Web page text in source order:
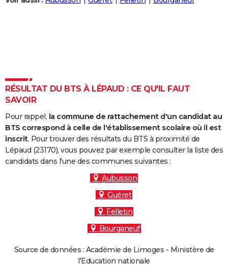
Carte de Noël
Carte Bonne année
Carte Saint-Valentin
Carte Pâques
Carte d'anniversaire
Dictionnaire
Biographies
Citations
Expressions
Proverbes
PROGRAMME TV
COPAINS D'AVANT
S'inscrire
Se connecter
Lycées
Collèges
Primaires
Universités
Entreprises
Service militaire
Avis de recherche
AVIS DE DÉCÈS
RÉSULTAT DU BTS À LÉPAUD : CE QU'IL FAUT
SAVOIR
Pour rappel, la commune de rattachement d'un candidat au
BTS correspond à celle de l'établissement scolaire où il est
inscrit. Pour trouver des résultats du BTS à proximité de
Lépaud (23170), vous pouvez par exemple consulter la liste des
candidats dans l'une des communes suivantes :
Aubusson
Guéret
Felletin
Bourganeuf
Source de données : Académie de Limoges - Ministère de
l'Education nationale